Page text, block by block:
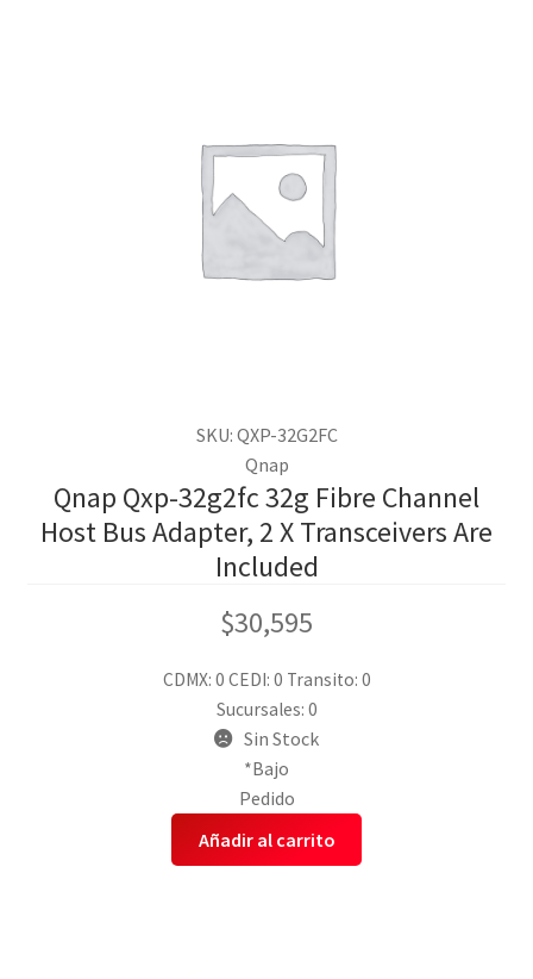
SKU: QXP-32G2FC
Qnap
Qnap Qxp-32g2fc 32g Fibre Channel
Host Bus Adapter, 2 X Transceivers Are
Included
$30,595
CDMX: 0 CEDI: 0 Transito: 0
Sucursales: 0
Sin Stock
*Bajo
Pedido
Añadir al carrito